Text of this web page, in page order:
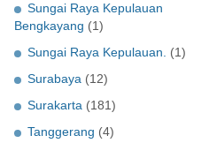
Sungai Raya Kepulauan
Bengkayang (1)
Sungai Raya Kepulauan. (1)
Surabaya (12)
Surakarta (181)
Tanggerang (4)